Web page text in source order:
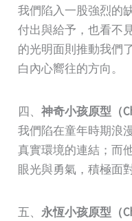
我們陷入一股強烈的
付出與給予，也看不
的光明面則推動我們
白內心嚮往的方向。
四、 神奇小孩原型（
我們陷在童年時期浪
真實環境的連結；而
眼光與勇氣，積極面
五、 永恆小孩原型（